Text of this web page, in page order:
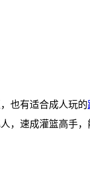
也有适合成人玩的
，速成灌篮高手